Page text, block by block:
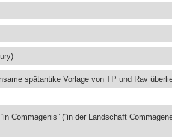
spätantike Vorlage von TP und Rav
Commagenis” (“in der Landschaft